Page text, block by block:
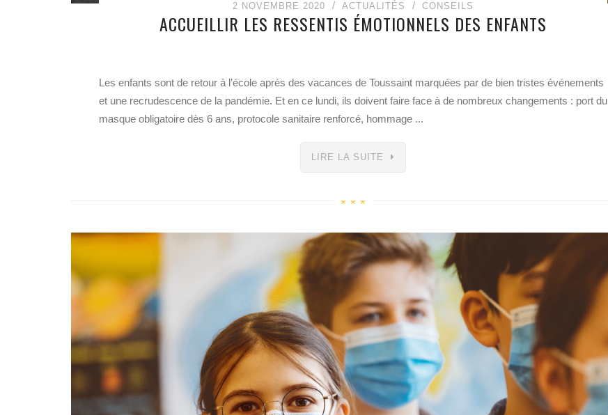
2 NOVEMBRE 2020 ACTUALITÉS CONSEILS
ACCUEILLIR LES RESSENTIS ÉMOTIONNELS DES ENFANTS
Les enfants sont de retour à l’école après des vacances de Toussaint marquées par de bien tristes événements
et une recrudescence de la pandémie. Et en ce lundi, ils doivent faire face à de nombreux changements : port du
masque obligatoire dès 6 ans, protocole sanitaire renforcé, hommage ...
LIRE LA SUITE